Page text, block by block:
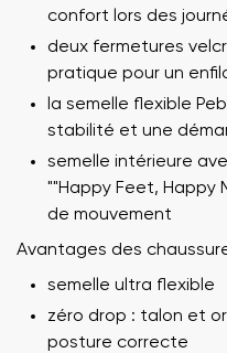
confort lors des
deux fermetures
pratique pour un
la semelle flexible
stabilité et une
semelle intérieure
""Happy Feet, Happy
de mouvement
Avantages des
semelle ultra flexible
zéro drop : talon et
posture correcte